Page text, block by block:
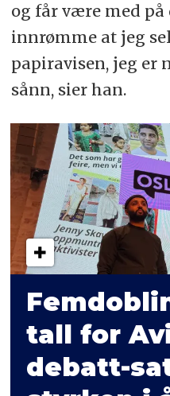
og får være med
innrømme at jeg
papiravisen, jeg er
sånn, sier han.
tall for
debatt-